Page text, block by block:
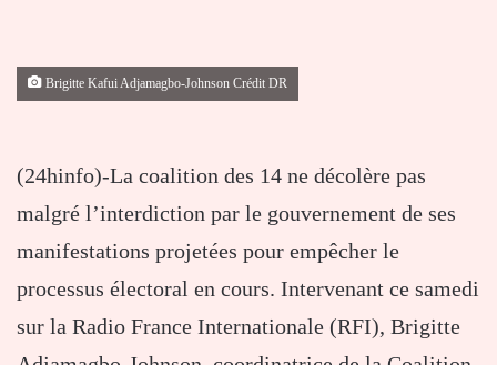
Brigitte Kafui Adjamagbo-Johnson Crédit DR
(24hinfo)-La coalition des 14 ne décolère pas
malgré l’interdiction par le gouvernement de ses
manifestations projetées pour empêcher le
processus électoral en cours. Intervenant ce samedi
sur la Radio France Internationale (RFI), Brigitte